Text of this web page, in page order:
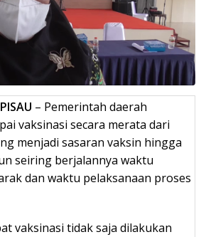
– Pemerintah daerah
vaksinasi secara merata dari
menjadi sasaran vaksin hingga
seiring berjalannya waktu
dan waktu pelaksanaan proses
vaksinasi tidak saja dilakukan